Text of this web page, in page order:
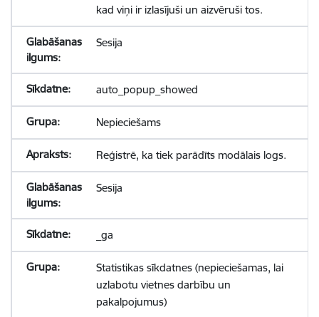
kad viņi ir izlasījuši un aizvēruši tos.
Sesija
auto_popup_showed
Nepieciešams
Reģistrē, ka tiek parādīts modālais logs.
Sesija
_ga
Statistikas sīkdatnes (nepieciešamas, lai
uzlabotu vietnes darbību un
pakalpojumus)